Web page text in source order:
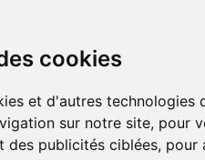
cookies
et d'autres technologies
sur notre site, pour
des publicités ciblées, pour